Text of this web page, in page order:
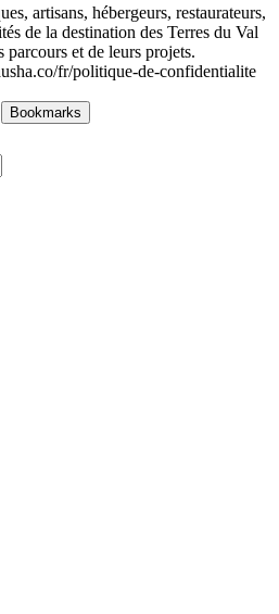
artisans, hébergeurs, restaurateurs,
de la destination des Terres du Val
et de leurs projets.
fr/politique-de-confidentialite
Bookmarks